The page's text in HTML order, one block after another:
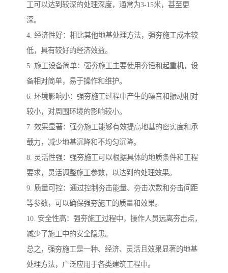
工可以达到较深的处理深度，通常为3-15米，甚至更
深。
4. 经济性好：相比其他地基处理方法，强夯施工成本较
低，具有较好的经济效益。
5. 施工设备简单：强夯施工主要使用夯锤和起重机，设
备相对简单，易于操作和维护。
6. 环境影响小：强夯施工过程中产生的噪音和振动相对
较小，对周围环境的影响较小。
7. 效果显著：强夯施工能够有效提高地基的密实度和承
载力，减少地基沉降和不均匀沉降。
8. 灵活性强：强夯施工可以根据具体的地质条件和工程
要求，灵活调整施工参数，以达到的处理效果。
9. 质量可控：通过控制夯击能量、夯击次数和夯击间距
等参数，可以确保强夯施工的质量和效果。
10. 安全性高：强夯施工过程中，操作人员远离夯击点，
减少了施工中的安全隐患。
总之，强夯施工是一种、经济、灵活且效果显著的地基
处理方法，广泛应用于各类建筑工程中。